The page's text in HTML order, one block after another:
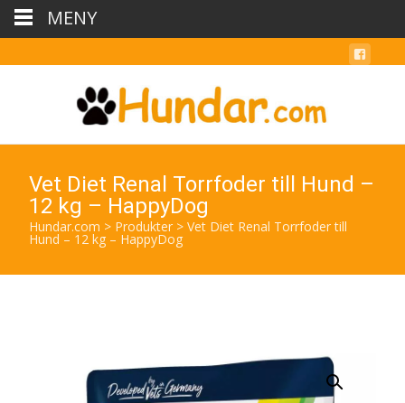
Vet Diet Renal Torrfoder till Hund –
12 kg – HappyDog
Hundar.com > Produkter > Vet Diet Renal Torrfoder till
Hund – 12 kg – HappyDog
MENY